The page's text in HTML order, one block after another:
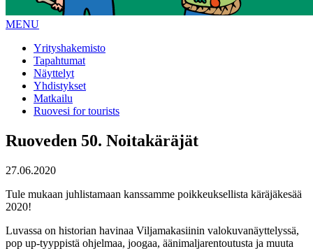
MENU
Yrityshakemisto
Tapahtumat
Näyttelyt
Yhdistykset
Matkailu
Ruovesi for tourists
Ruoveden 50. Noitakäräjät
27.06.2020
Tule mukaan juhlistamaan kanssamme poikkeuksellista käräjäkesää
2020!
Luvassa on historian havinaa Viljamakasiinin valokuvanäyttelyssä,
pop up-tyyppistä ohjelmaa, joogaa, äänimaljarentoutusta ja muuta